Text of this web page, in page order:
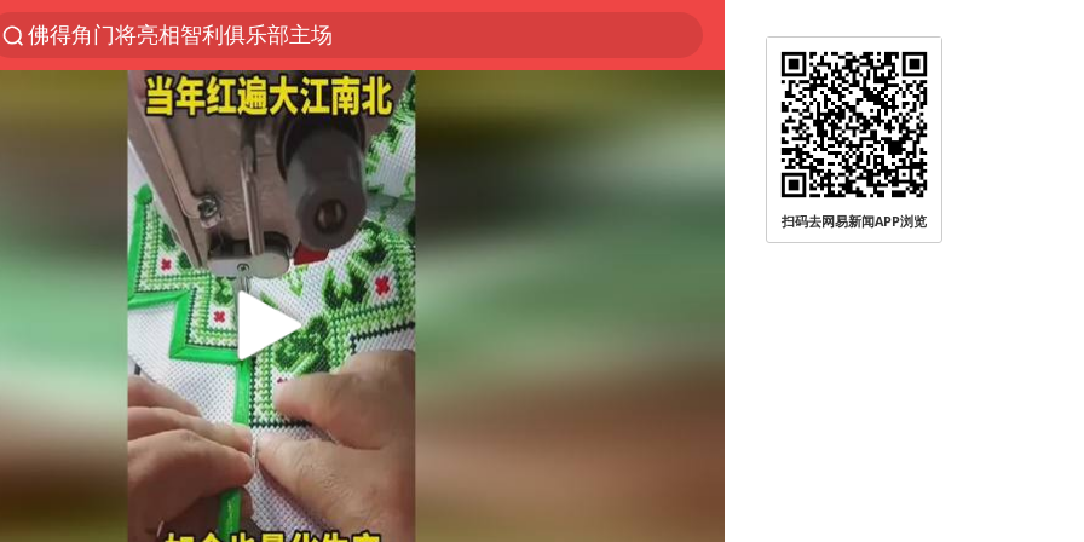
佛得角门将亮相智利俱乐部主场
以“新”破局 首发经济点亮城市消费活力
中方回应是否在太平洋海底开采稀土
陈熠被张本美和连扳三局逆转
看守所辅警收受10万获刑1年
宇树科技发行价格150.80元/股
U17国足1分钟轰2球
法国将禁止“未经同意的电话营销”
吉林一“温度计大楼”读数爆表
五粮液渠道价一箱上涨近百元
贵州轮胎子公司获美国退税8136万
扫码去网易新闻APP浏览